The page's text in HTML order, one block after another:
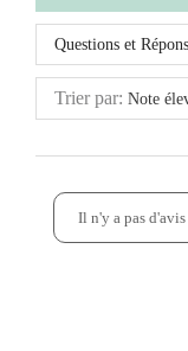
Questions et
Trier par: Note
Il n'y a pas